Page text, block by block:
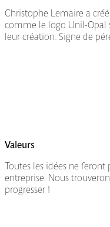
Christophe Lemaire a
comme le logo Unil-Opal
leur création. Signe de
Valeurs
Toutes les idées ne
entreprise. Nous
progresser !